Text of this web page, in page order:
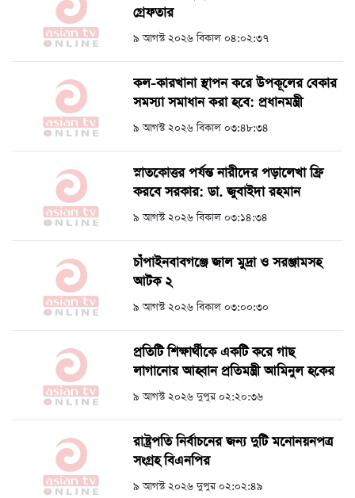
গ্রেফতার
৯ আগস্ট ২০২৬ বিকাল ০৪:০২:৩৭
কল-কারখানা স্থাপন করে উপকূলের বেকার
সমস্যা সমাধান করা হবে: প্রধানমন্ত্রী
৯ আগস্ট ২০২৬ বিকাল ০৩:৪৮:৩৪
স্নাতকোত্তর পর্যন্ত নারীদের পড়ালেখা ফ্রি
করবে সরকার: ডা. জুবাইদা রহমান
৯ আগস্ট ২০২৬ বিকাল ০৩:১৪:৩৪
চাঁপাইনবাবগঞ্জে জাল মুদ্রা ও সরঞ্জামসহ
আটক ২
৯ আগস্ট ২০২৬ বিকাল ০৩:০০:৩০
প্রতিটি শিক্ষার্থীকে একটি করে গাছ
লাগানোর আহ্বান প্রতিমন্ত্রী আমিনুল হকের
৯ আগস্ট ২০২৬ দুপুর ০২:২০:৩৬
রাষ্ট্রপতি নির্বাচনের জন্য দুটি মনোনয়নপত্র
সংগ্রহ বিএনপির
৯ আগস্ট ২০২৬ দুপুর ০২:০২:৪৯